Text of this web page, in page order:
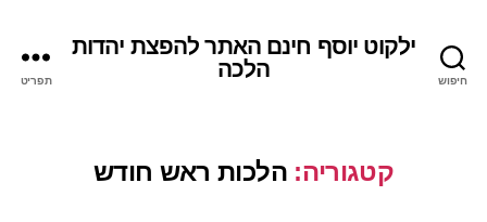
חיפוש
ילקוט יוסף חינם האתר להפצת יהדות
הלכה
תפריט
קטגוריה: הלכות ראש חודש